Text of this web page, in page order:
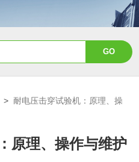
> 耐电压击穿试验机：原理、操
原理、操作与维护